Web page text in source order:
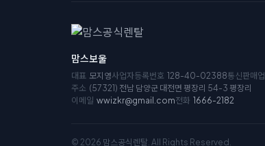
맘스보울
대표 모지영사업자등록번호 128-40-02388통신판매업
주소 (57321) 전남 담양군 대전면 평장리 54-3 평장리
이메일 wwizkr@gmail.com전화 1666-2182
© 2026 맘스공식렌탈. All Rights Reserved.